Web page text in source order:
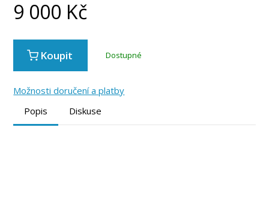
9 000 Kč
Koupit Dostupné
Možnosti doručení a platby
Popis
Diskuse